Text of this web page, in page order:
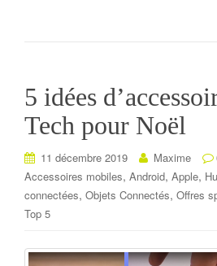
5 idées
Tech pour Noël
11 décembre 2019 Maxime
Accessoires mobiles, Android, Apple,
connectées, Objets Connectés, Offres
Top 5